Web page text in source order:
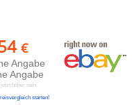
€
Angabe
Angabe
jetzt höher sein
starten!